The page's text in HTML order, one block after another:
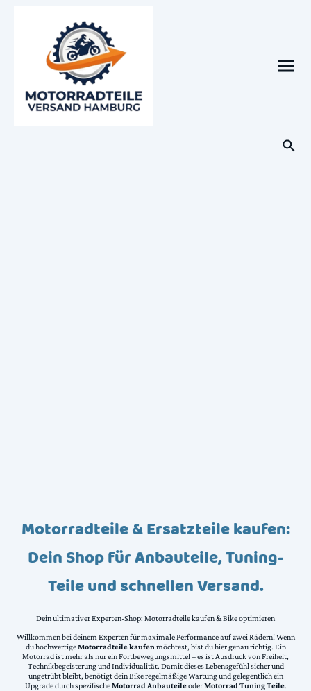
Motorradteile & Ersatzteile kaufen:
Dein Shop für Anbauteile, Tuning-
Teile und schnellen Versand.
Dein ultimativer Experten-Shop: Motorradteile kaufen & Bike optimieren
Willkommen bei deinem Experten für maximale Performance auf zwei Rädern! Wenn
du hochwertigeMotorradteile kaufen möchtest, bist du hier genau richtig. Ein
Motorrad ist mehr als nur ein Fortbewegungsmittel – es ist Ausdruck von Freiheit,
Technikbegeisterung und Individualität. Damit dieses Lebensgefühl sicher und
ungetrübt bleibt, benötigt dein Bike regelmäßige Wartung und gelegentlich ein
Upgrade durch spezifischeMotorrad AnbauteileoderMotorrad Tuning Teile.